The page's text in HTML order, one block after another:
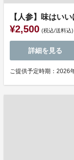
【人参】味はい
¥2,500 (税込/送料込)
詳細を見る
ご提供予定時期：2026